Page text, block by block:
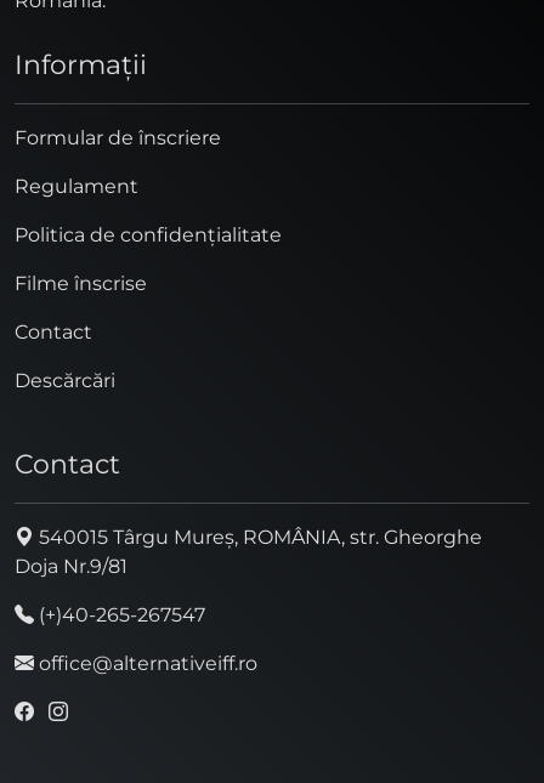
Informaţii
Formular de înscriere
Regulament
Politica de confidențialitate
Filme înscrise
Contact
Descărcări
Contact
540015 Târgu Mureș, ROMÂNIA, str. Gheorghe
Doja Nr.9/81
(+)40-265-267547
office@alternativeiff.ro